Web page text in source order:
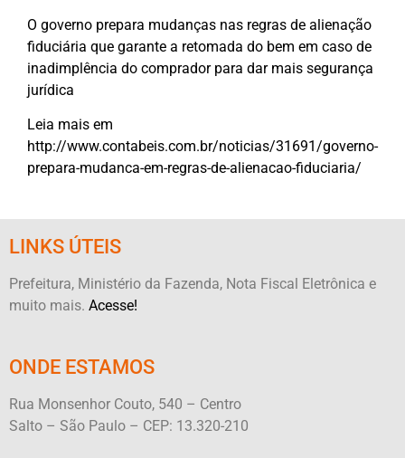
O governo prepara mudanças nas regras de alienação
fiduciária que garante a retomada do bem em caso de
inadimplência do comprador para dar mais segurança
jurídica
Leia mais em
http://www.contabeis.com.br/noticias/31691/governo-
prepara-mudanca-em-regras-de-alienacao-fiduciaria/
LINKS ÚTEIS
Prefeitura, Ministério da Fazenda, Nota Fiscal Eletrônica e
muito mais. Acesse!
ONDE ESTAMOS
Rua Monsenhor Couto, 540 – Centro
Salto – São Paulo – CEP: 13.320-210